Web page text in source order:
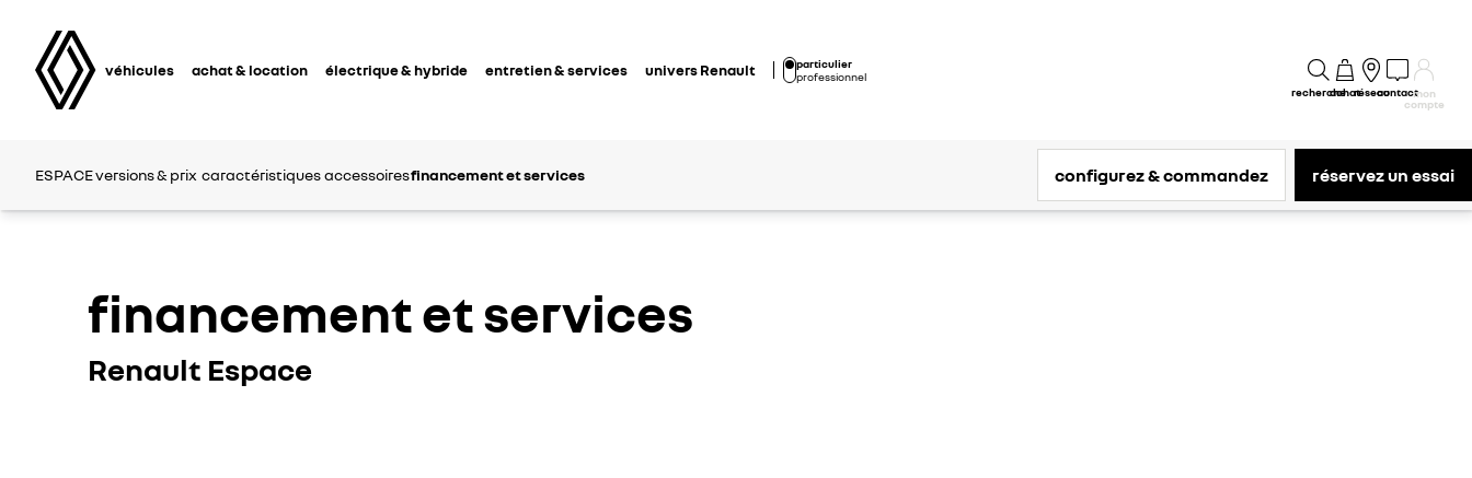
véhicules achat & location électrique & hybride entretien & services univers Renault
particulier
professionnel
rechercheachatréseaucontactmon
compte
ESPACEversions & prix caractéristiquesaccessoiresfinancement et services configurez & commandez réservez un essai
financement et services
Renault Espace